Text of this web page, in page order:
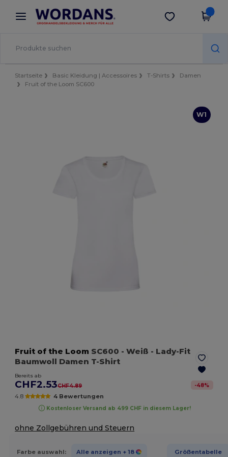
× Wordans App
Bessere Preise in der App!
App holen
Startseite Basic Kleidung | Accessoires T-Shirts
Damen
Fruit of the Loom SC600
W1
Fruit of the Loom SC600 - Weiß - Lady-Fit
Baumwoll Damen T-Shirt
Bereits ab
CHF2.53CHF4.89 -48%
4.8 4 Bewertungen
Kostenloser Versand ab 499 CHF in diesem Lager!
ohne Zollgebühren und Steuern
Farbe auswahl: Alle anzeigen + 18 Größentabelle